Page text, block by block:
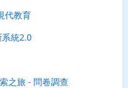
代教育
統2.0
之旅 - 問卷調查